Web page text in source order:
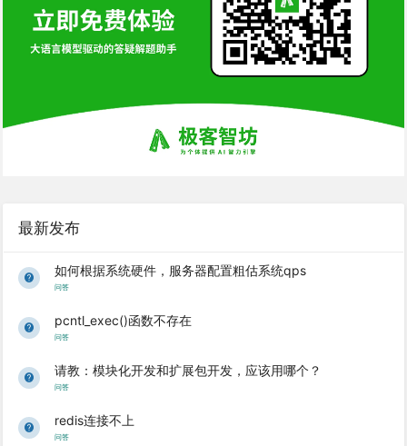
最新发布
如何根据系统硬件，服务器配置粗估系统qps
问答
pcntl_exec()函数不存在
问答
请教：模块化开发和扩展包开发，应该用哪个？
问答
redis连接不上
问答